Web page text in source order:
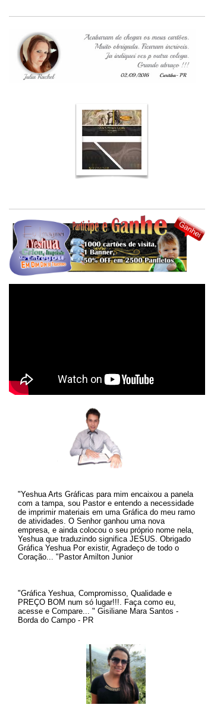
"Yeshua Arts Gráficas para mim encaixou a panela
com a tampa, sou Pastor e entendo a necessidade
de imprimir materiais em uma Gráfica do meu ramo
de atividades. O Senhor ganhou uma nova
empresa, e ainda colocou o seu próprio nome nela,
Yeshua que traduzindo significa JESUS. Obrigado
Gráfica Yeshua Por existir, Agradeço de todo o
Coração... "Pastor Amilton Junior
"Gráfica Yeshua, Compromisso, Qualidade e
PREÇO BOM num só lugar!!!. Faça como eu,
acesse e Compare... " Gisiliane Mara Santos -
Borda do Campo - PR